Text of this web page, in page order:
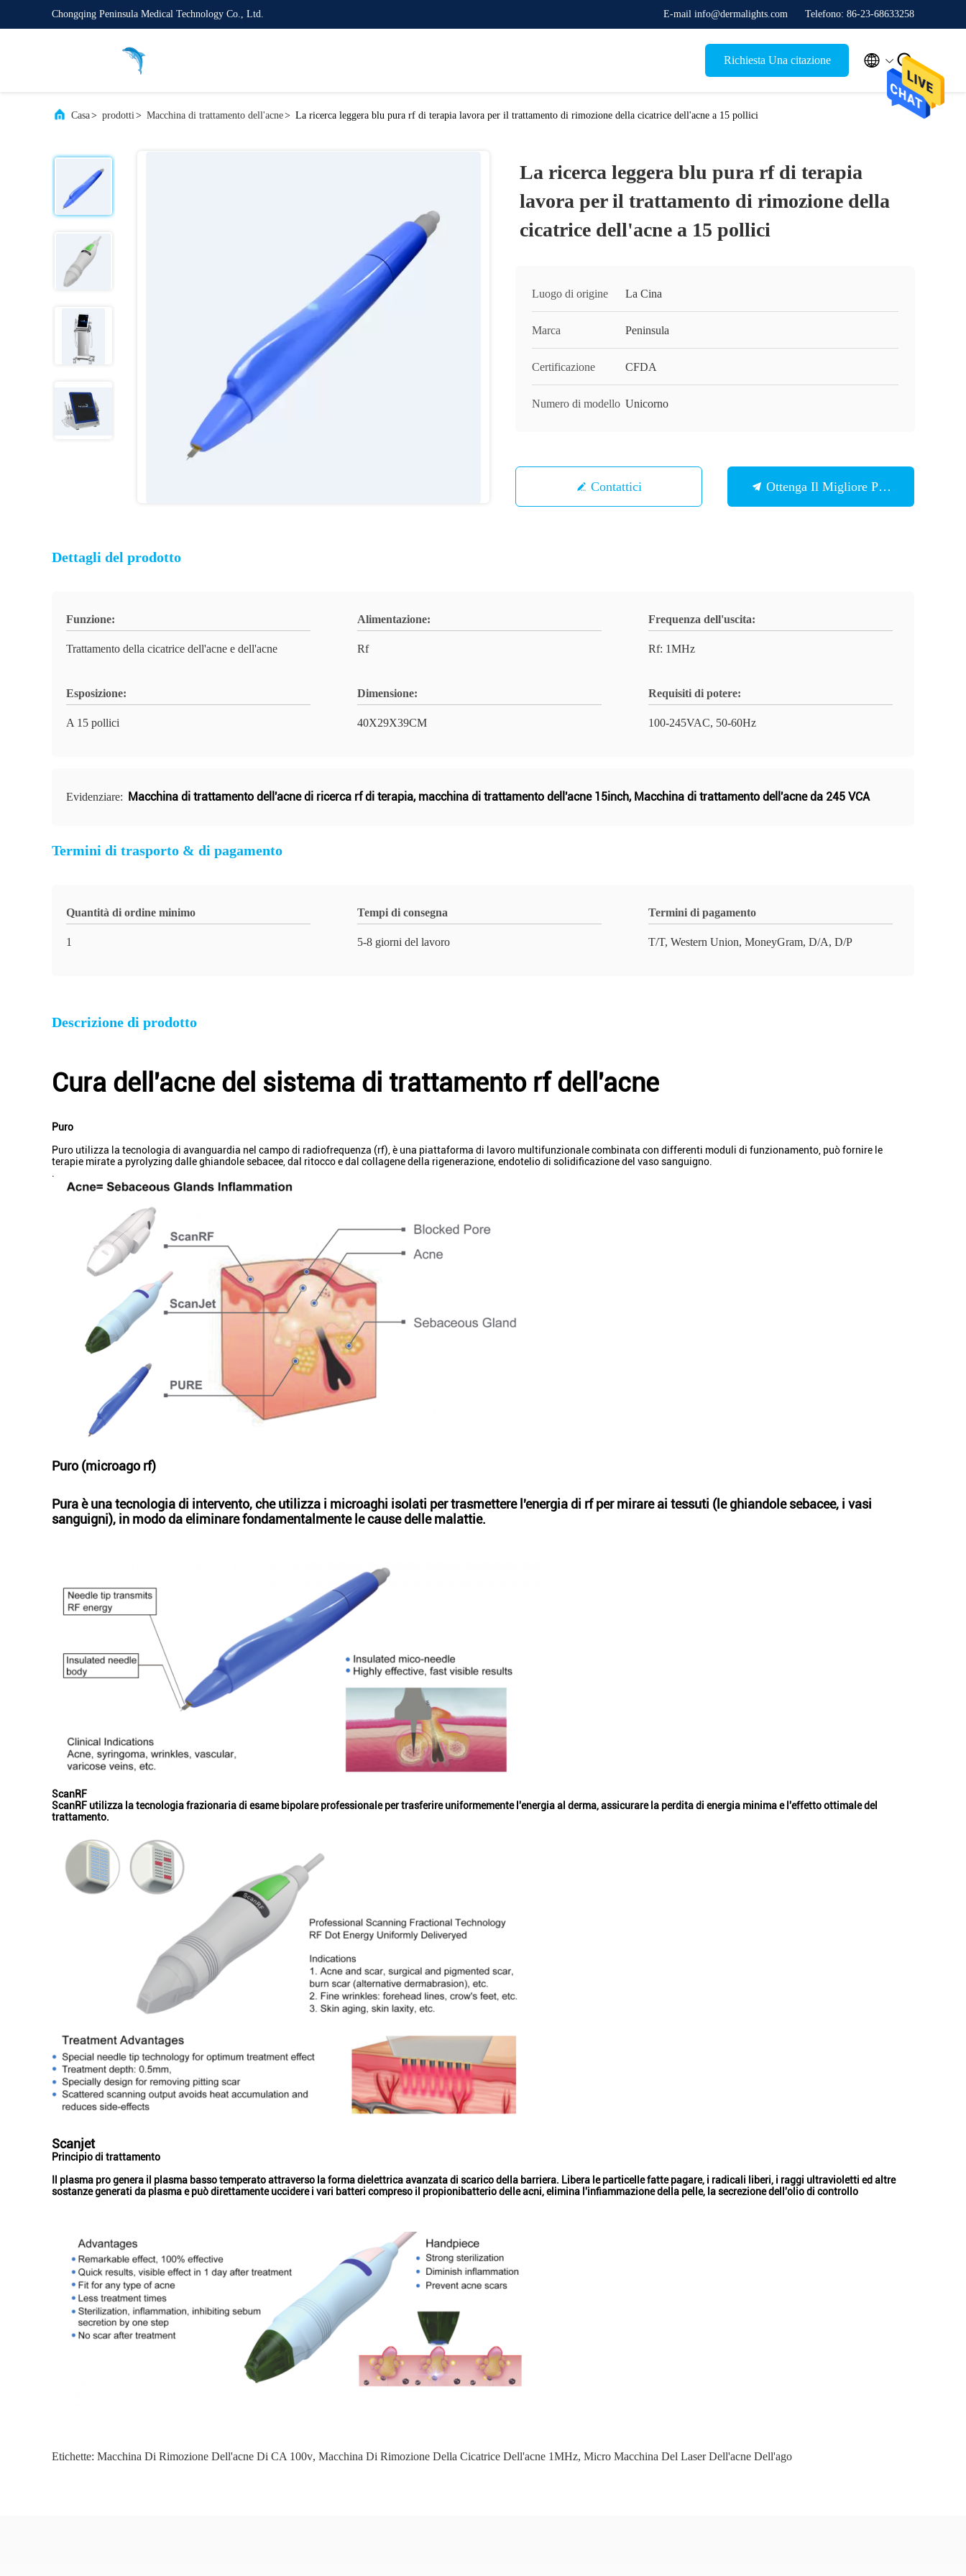
Chongqing Peninsula Medical Technology Co., Ltd. E-mail info@dermalights.com Telefono: 86-23-68633258
Richiesta Una citazione  
Casa> prodotti> Macchina di trattamento dell'acne> La ricerca leggera blu pura rf di terapia lavora per il trattamento di rimozione della cicatrice dell'acne a 15 pollici
La ricerca leggera blu pura rf di terapia
lavora per il trattamento di rimozione della
cicatrice dell'acne a 15 pollici
Luogo di origine La Cina
Marca Peninsula
Certificazione CFDA
Numero di modello Unicorno
Contattici Ottenga Il Migliore Prezzo
Dettagli del prodotto
Funzione:
Trattamento della cicatrice dell'acne e dell'acne
Alimentazione:
Rf
Frequenza dell'uscita:
Rf: 1MHz
Esposizione:
A 15 pollici
Dimensione:
40X29X39CM
Requisiti di potere:
100-245VAC, 50-60Hz
Evidenziare: Macchina di trattamento dell'acne di ricerca rf di terapia, macchina di trattamento dell'acne 15inch, Macchina di trattamento dell'acne da 245 VCA
Termini di trasporto & di pagamento
Quantità di ordine minimo
1
Tempi di consegna
5-8 giorni del lavoro
Termini di pagamento
T/T, Western Union, MoneyGram, D/A, D/P
Descrizione di prodotto
Cura dell'acne del sistema di trattamento rf dell'acne
Puro
Puro utilizza la tecnologia di avanguardia nel campo di radiofrequenza (rf), è una piattaforma di lavoro multifunzionale combinata con differenti moduli di funzionamento, può fornire le
terapie mirate a pyrolyzing dalle ghiandole sebacee, dal ritocco e dal collagene della rigenerazione, endotelio di solidificazione del vaso sanguigno.
.
Puro (microago rf)
Pura è una tecnologia di intervento, che utilizza i microaghi isolati per trasmettere l'energia di rf per mirare ai tessuti (le ghiandole sebacee, i vasi
sanguigni), in modo da eliminare fondamentalmente le cause delle malattie.
ScanRF
ScanRF utilizza la tecnologia frazionaria di esame bipolare professionale per trasferire uniformemente l'energia al derma, assicurare la perdita di energia minima e l'effetto ottimale del
trattamento.
Scanjet
Principio di trattamento
Il plasma pro genera il plasma basso temperato attraverso la forma dielettrica avanzata di scarico della barriera. Libera le particelle fatte pagare, i radicali liberi, i raggi ultravioletti ed altre
sostanze generati da plasma e può direttamente uccidere i vari batteri compreso il propionibatterio delle acni, elimina l'infiammazione della pelle, la secrezione dell'olio di controllo
Etichette: Macchina Di Rimozione Dell'acne Di CA 100v, Macchina Di Rimozione Della Cicatrice Dell'acne 1MHz, Micro Macchina Del Laser Dell'acne Dell'ago